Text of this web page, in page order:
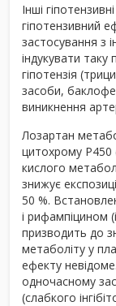
Інші
гіпотензивний
застосування з
індукувати таку
гіпотензія
засоби,
виникнення
Лозартан
цитохрому Р450
кислого
знижує
50 %.
і рифампіцином
призводить до
метаболіту у
ефекту
одночасному
(слабкого